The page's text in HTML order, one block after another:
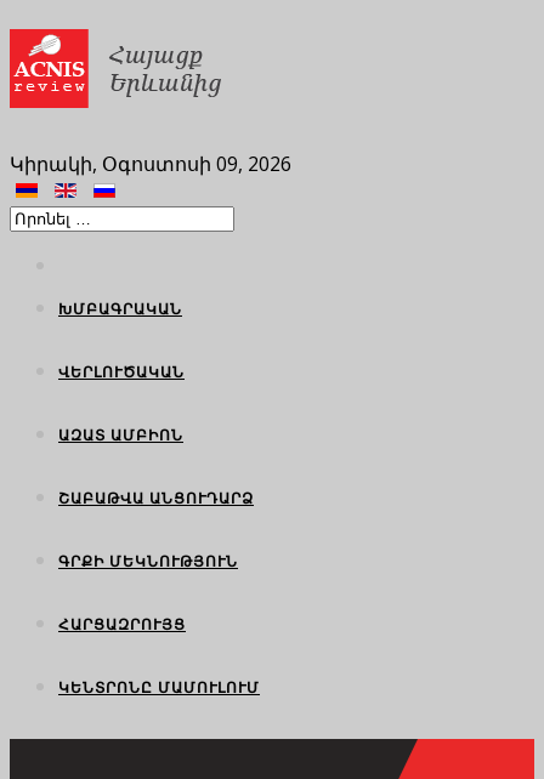
Կիրակի, Օգոստոսի 09, 2026
ԽՄԲԱԳՐԱԿԱՆ
ՎԵՐԼՈՒԾԱԿԱՆ
ԱԶԱՏ ԱՄԲԻՈՆ
ՇԱԲԱԹՎԱ ԱՆՑՈՒԴԱՐՁ
ԳՐՔԻ ՄԵԿՆՈՒԹՅՈՒՆ
ՀԱՐՑԱԶՐՈՒՅՑ
ԿԵՆՏՐՈՆԸ ՄԱՄՈՒԼՈՒՄ